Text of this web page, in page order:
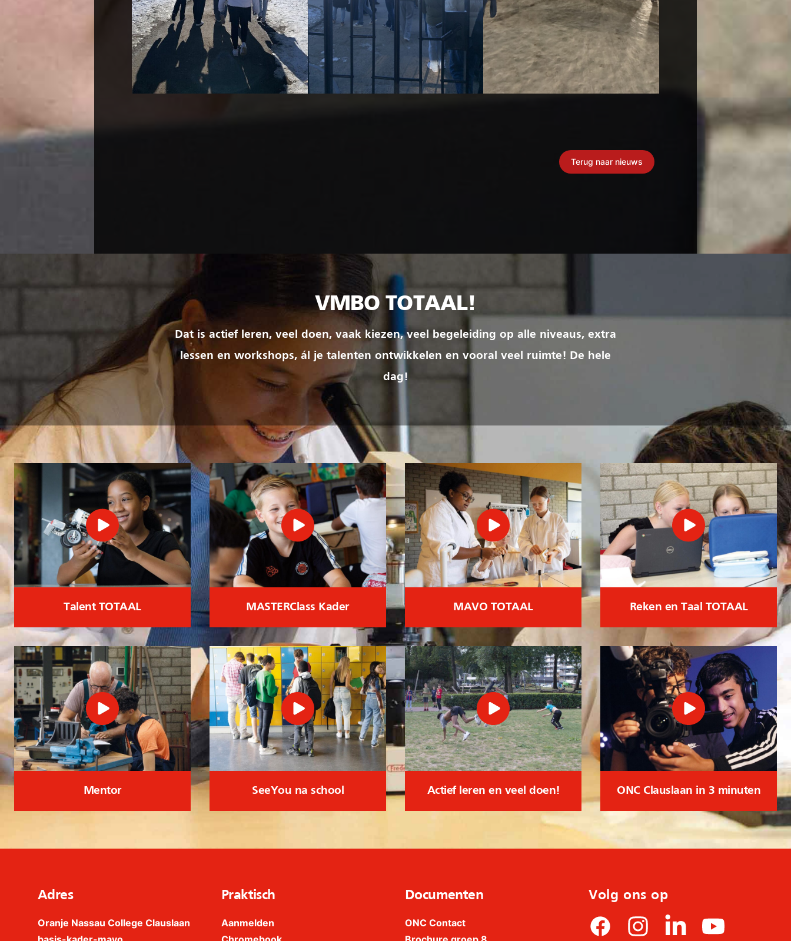
Terug naar nieuws
VMBO TOTAAL!
Dat is actief leren, veel doen, vaak kiezen, veel begeleiding op alle niveaus, extra
lessen en workshops, ál je talenten ontwikkelen en vooral veel ruimte! De hele
dag!
Talent TOTAAL MASTERClass Kader MAVO TOTAAL Reken en Taal TOTAAL
Mentor SeeYou na school Actief leren en veel doen! ONC Clauslaan in 3 minuten
Adres
Oranje Nassau College Clauslaan
Praktisch
Aanmelden
Documenten
ONC Contact
Volg ons op